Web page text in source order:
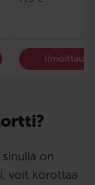
Ilmoittaudu
on
voit korottaa